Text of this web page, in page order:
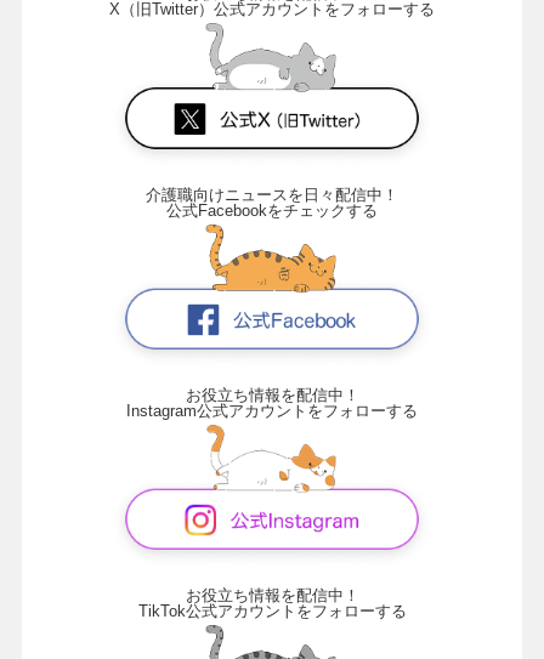
X（旧Twitter）公式アカウントをフォローする
介護職向けニュースを日々配信中！
公式Facebookをチェックする
お役立ち情報を配信中！
Instagram公式アカウントをフォローする
お役立ち情報を配信中！
TikTok公式アカウントをフォローする